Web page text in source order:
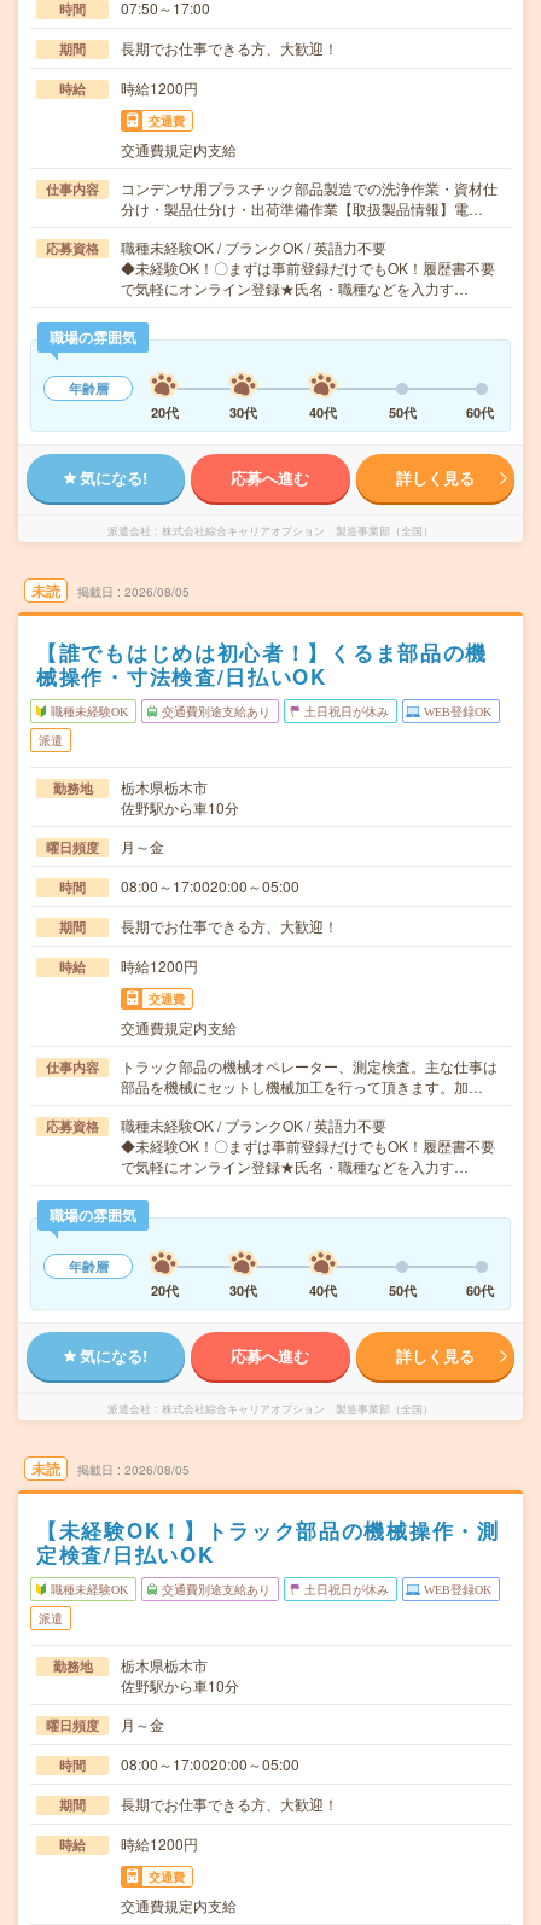
時間 07:50～17:00
期間 長期でお仕事できる方、大歓迎！
時給 時給1200円
交通費
交通費規定内支給
仕事内容
コンデンサ用プラスチック部品製造での洗浄作業・資材仕
分け・製品仕分け・出荷準備作業【取扱製品情報】電…
応募資格
職種未経験OK / ブランクOK / 英語力不要
◆未経験OK！〇まずは事前登録だけでもOK！履歴書不要
で気軽にオンライン登録★氏名・職種などを入力す…
職場の雰囲気
年齢層
20代
30代 40代 50代 60代
気になる! 応募へ進む 詳しく見る
派遣会社 株式会社綜合キャリアオプション 製造事業部（全国）
未読 掲載日 2026/08/05
【誰でもはじめは初心者！】くるま部品の機
械操作・寸法検査/日払いOK
職種未経験OK 交通費別途支給あり 土日祝日が休み WEB登録OK
派遣
勤務地
栃木県栃木市
佐野駅から車10分
曜日頻度 月～金
時間 08:00～17:0020:00～05:00
期間 長期でお仕事できる方、大歓迎！
時給 時給1200円
交通費
交通費規定内支給
仕事内容
トラック部品の機械オペレーター、測定検査。主な仕事は
部品を機械にセットし機械加工を行って頂きます。加…
応募資格
職種未経験OK / ブランクOK / 英語力不要
◆未経験OK！〇まずは事前登録だけでもOK！履歴書不要
で気軽にオンライン登録★氏名・職種などを入力す…
職場の雰囲気
年齢層
20代
30代 40代 50代 60代
気になる! 応募へ進む 詳しく見る
派遣会社 株式会社綜合キャリアオプション 製造事業部（全国）
未読 掲載日 2026/08/05
【未経験OK！】トラック部品の機械操作・測
定検査/日払いOK
職種未経験OK 交通費別途支給あり 土日祝日が休み WEB登録OK
派遣
勤務地
栃木県栃木市
佐野駅から車10分
曜日頻度 月～金
時間 08:00～17:0020:00～05:00
期間 長期でお仕事できる方、大歓迎！
時給 時給1200円
交通費
交通費規定内支給